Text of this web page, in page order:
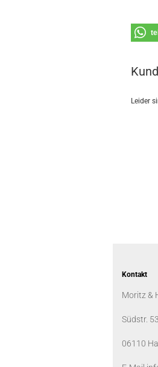
Leider
Kontakt
Moritz &
Südstr. 53
06110